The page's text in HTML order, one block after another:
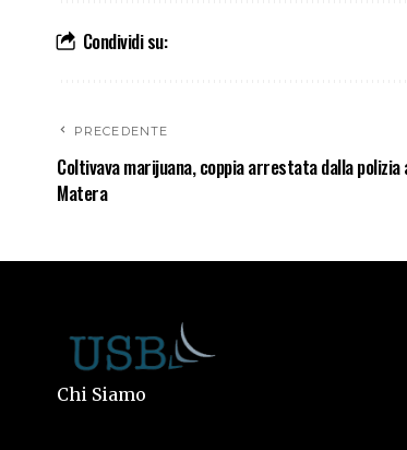
Condividi su:
PRECEDENTE
Coltivava marijuana, coppia arrestata dalla polizia
Matera
Chi Siamo